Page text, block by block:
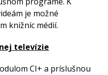
je možné
knižníc médií.
televízie
CI+ a príslušnou